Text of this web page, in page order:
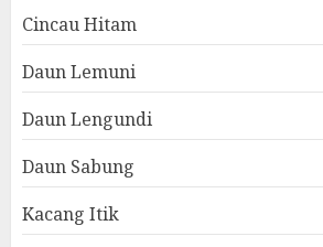
Cincau Hitam
Daun Lemuni
Daun Lengundi
Daun Sabung
Kacang Itik